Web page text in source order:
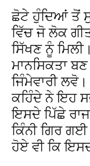
ਛੋਟੇ ਹੁੰਦਿਆਂ ਤੋਂ
ਵਿੱਚ ਜੋ ਲੋਕ
ਸਿੱਖਣ ਨੂੰ
ਮਾਨਸਿਕਤਾ
ਜਿੰਮੇਵਾਰੀ
ਕਹਿੰਦੇ ਨੇ ਇਹ
ਇਸਦੇ ਪਿੱਛੇ
ਕਿੰਨੀ ਗਿਰ
ਹੋਏ ਵੀ ਕਿ